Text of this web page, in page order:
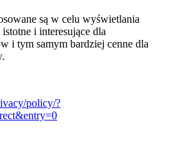
są w celu wyświetlania
i interesujące dla
i tym samym bardziej cenne dla
policy/?